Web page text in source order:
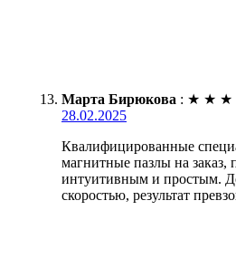
Марта Бирюкова : ★ ★ ★
28.02.2025
Квалифицированные
магнитные пазлы на заказ,
интуитивным и простым.
скоростью, результат